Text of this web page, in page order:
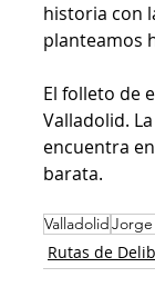
historia con
planteamos
El folleto de
Valladolid.
encuentra en
barata.
Valladolid
Rutas de